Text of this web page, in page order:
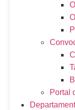
Portal